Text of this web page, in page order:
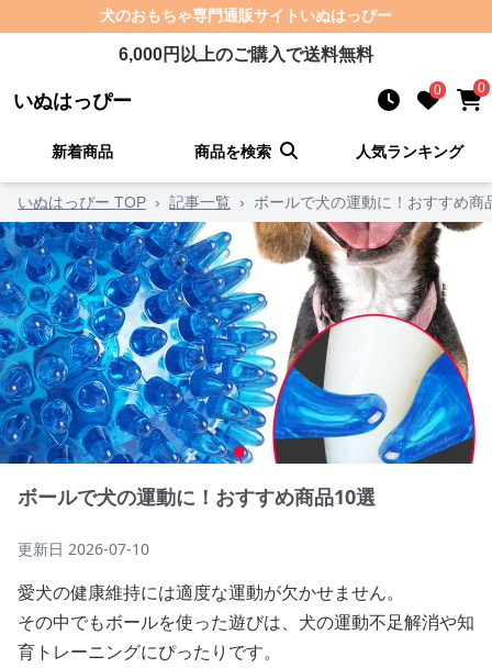
犬のおもちゃ専門通販サイト いぬはっぴー
6,000円以上のご購入で送料無料
いぬはっぴー 0 0
新着商品 商品を検索 人気ランキング
いぬはっぴー TOP › 記事一覧 › ボールで犬の運動に！おすすめ商
ボールで犬の運動に！おすすめ商品10選
更新日 2026-07-10
愛犬の健康維持には適度な運動が欠かせません。
その中でもボールを使った遊びは、犬の運動不足解消や知
育トレーニングにぴったりです。